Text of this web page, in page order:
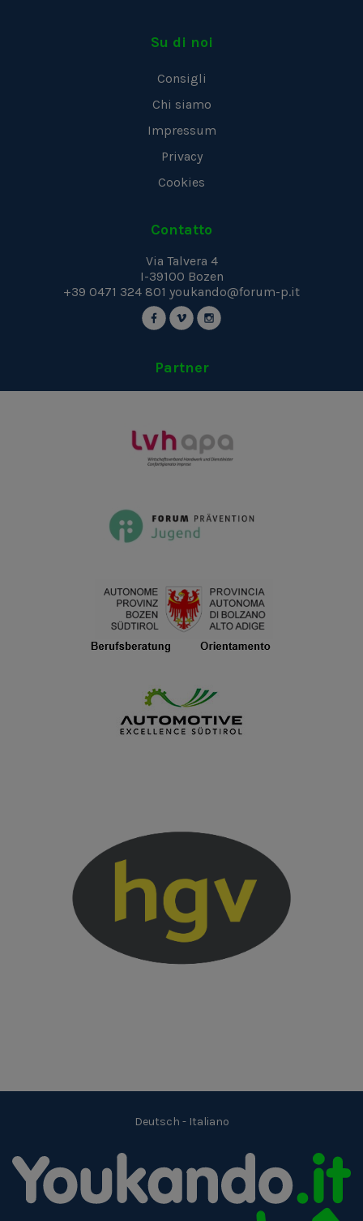
Su di noi
Consigli
Chi siamo
Impressum
Privacy
Cookies
Contatto
Via Talvera 4
I-39100 Bozen
+39 0471 324 801 youkando@forum-p.it
Partner
Deutsch - Italiano